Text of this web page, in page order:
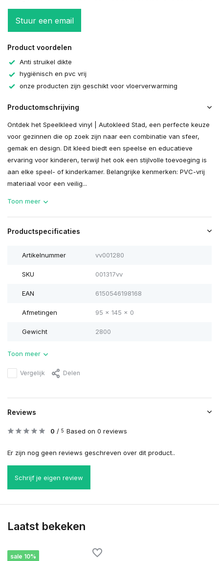
Stuur een email
Product voordelen
Anti struikel dikte
hygiënisch en pvc vrij
onze producten zijn geschikt voor vloerverwarming
Productomschrijving
Ontdek het Speelkleed vinyl | Autokleed Stad, een perfecte keuze
voor gezinnen die op zoek zijn naar een combinatie van sfeer,
gemak en design. Dit kleed biedt een speelse en educatieve
ervaring voor kinderen, terwijl het ook een stijlvolle toevoeging is
aan elke speel- of kinderkamer. Belangrijke kenmerken: PVC-vrij
materiaal voor een veilig...
Toon meer
Productspecificaties
Artikelnummer vv001280
SKU 001317vv
EAN 6150546198168
Afmetingen 95 x 145 x 0
Gewicht 2800
Toon meer
Vergelijk Delen
Reviews
0 / 5 Based on 0 reviews
Er zijn nog geen reviews geschreven over dit product..
Schrijf je eigen review
Laatst bekeken
sale 10%